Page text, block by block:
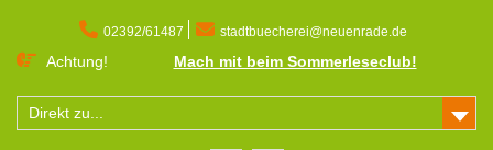
content
02392/61487 stadtbuecherei@neuenrade.de
Achtung! Mach mit beim Sommerleseclub!
Direkt zu...